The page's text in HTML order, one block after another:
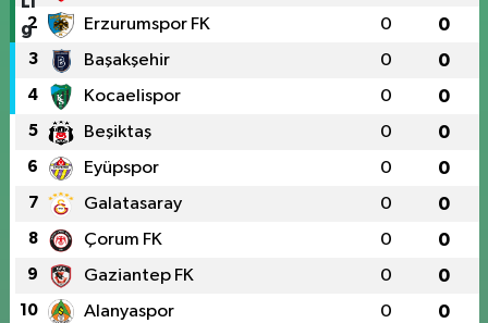
2 Erzurumspor FK 0 0
3 Başakşehir 0 0
4 Kocaelispor 0 0
5 Beşiktaş 0 0
6 Eyüpspor 0 0
7 Galatasaray 0 0
8 Çorum FK 0 0
9 Gaziantep FK 0 0
10 Alanyaspor 0 0